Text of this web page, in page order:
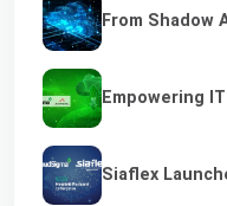
From Shadow
Empowering
Siaflex